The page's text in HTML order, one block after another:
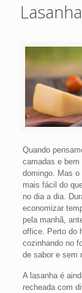
Quando
camadas e
domingo. Mas o
mais fácil do
no dia a dia.
economizar
pela manhã,
office. Perto do
cozinhando no
de sabor e sem
A lasanha é
recheada com